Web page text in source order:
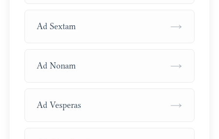
Ad Sextam →
Ad Nonam →
Ad Vesperas →